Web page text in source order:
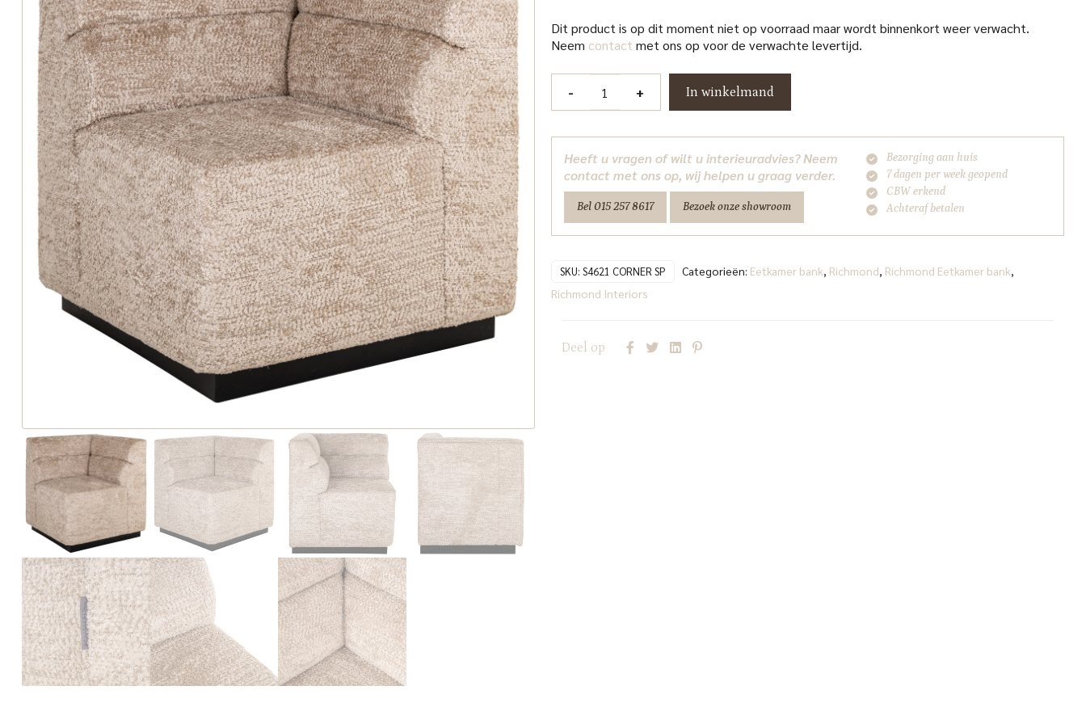
Dit product is op dit moment niet op voorraad maar wordt binnenkort weer verwacht.
Neem contact met ons op voor de verwachte levertijd.
-
corner
Richmond
Interiors
+ In winkelmand
Heeft u vragen of wilt u interieuradvies? Neem
contact met ons op, wij helpen u graag verder.
Bel 015 257 8617 Bezoek onze showroom
Bezorging aan huis
7 dagen per week geopend
CBW erkend
Achteraf betalen
SKU: S4621 CORNER SP Categorieën: Eetkamer bank, Richmond, Richmond Eetkamer bank,
Richmond Interiors
Deel op